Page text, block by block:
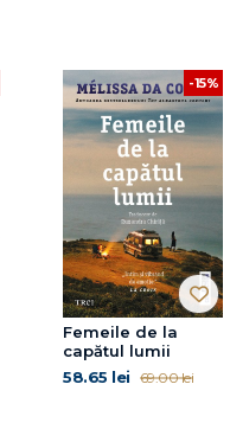
-15%
Femeile de la
capătul lumii
58.65 lei 69.00 lei